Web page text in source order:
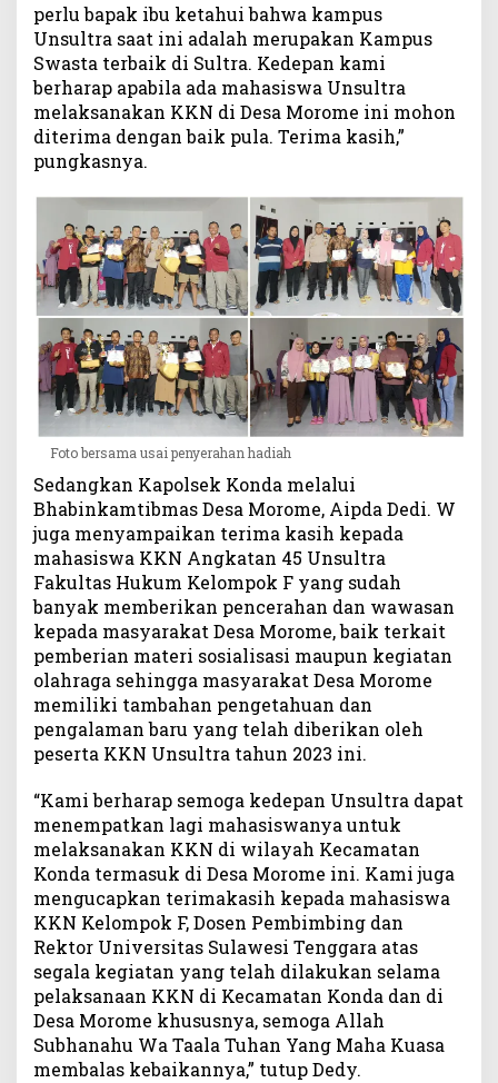
perlu bapak ibu ketahui bahwa kampus
Unsultra saat ini adalah merupakan Kampus
Swasta terbaik di Sultra. Kedepan kami
berharap apabila ada mahasiswa Unsultra
melaksanakan KKN di Desa Morome ini mohon
diterima dengan baik pula. Terima kasih,”
pungkasnya.
Foto bersama usai penyerahan hadiah
Sedangkan Kapolsek Konda melalui
Bhabinkamtibmas Desa Morome, Aipda Dedi. W
juga menyampaikan terima kasih kepada
mahasiswa KKN Angkatan 45 Unsultra
Fakultas Hukum Kelompok F yang sudah
banyak memberikan pencerahan dan wawasan
kepada masyarakat Desa Morome, baik terkait
pemberian materi sosialisasi maupun kegiatan
olahraga sehingga masyarakat Desa Morome
memiliki tambahan pengetahuan dan
pengalaman baru yang telah diberikan oleh
peserta KKN Unsultra tahun 2023 ini.
“Kami berharap semoga kedepan Unsultra dapat
menempatkan lagi mahasiswanya untuk
melaksanakan KKN di wilayah Kecamatan
Konda termasuk di Desa Morome ini. Kami juga
mengucapkan terimakasih kepada mahasiswa
KKN Kelompok F, Dosen Pembimbing dan
Rektor Universitas Sulawesi Tenggara atas
segala kegiatan yang telah dilakukan selama
pelaksanaan KKN di Kecamatan Konda dan di
Desa Morome khususnya, semoga Allah
Subhanahu Wa Taala Tuhan Yang Maha Kuasa
membalas kebaikannya,” tutup Dedy.